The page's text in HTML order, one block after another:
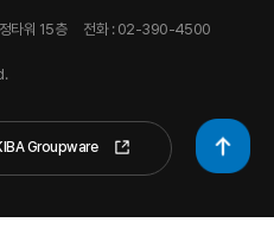
타워 15층
전화 : 02-390-4500
Groupware